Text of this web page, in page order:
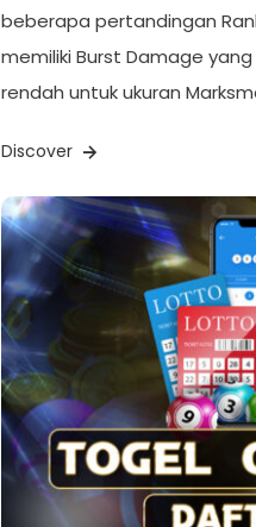
beberapa pertandingan
memiliki Burst Damage
rendah untuk ukuran
Discover